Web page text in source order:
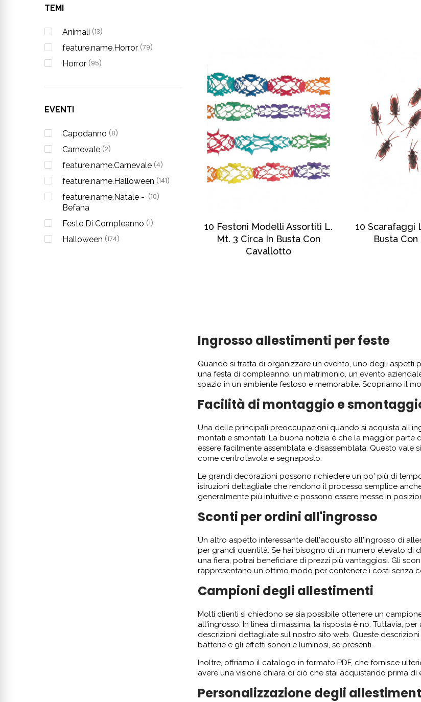
10 Festoni Modelli Assortiti L.
Mt. 3 Circa In Busta Con
Cavallotto
10 Scarafaggi
Busta
Ingrosso allestimenti per feste
Quando si tratta di organizzare un evento, uno degli aspetti
una festa di compleanno, un matrimonio, un evento
spazio in un ambiente festoso e memorabile. Scopriamo il
Facilità di montaggio e
Una delle principali preoccupazioni quando si acquista
montati e smontati. La buona notizia è che la maggior
essere facilmente assemblata e disassemblata. Questo
come centrotavola e segnaposto.
Le grandi decorazioni possono richiedere un po' più di
istruzioni dettagliate che rendono il processo semplice
generalmente più intuitive e possono essere messe in
Sconti per ordini all'ingrosso
Un altro aspetto interessante dell'acquisto all'ingrosso di
per grandi quantità. Se hai bisogno di un numero elevato
una fiera, potrai beneficiare di prezzi più vantaggiosi. Gli
rappresentano un ottimo modo per contenere i costi senza
Campioni degli allestimenti
Molti clienti si chiedono se sia possibile ottenere un
all'ingrosso. In linea di massima, la risposta è no. Tuttavia,
descrizioni dettagliate sul nostro sito web. Queste
batterie e gli effetti sonori e luminosi, se presenti.
Inoltre, offriamo il catalogo in formato PDF, che fornisce
avere una visione chiara di ciò che stai acquistando prima di
Personalizzazione degli
TEMI
Animali (13)
feature.name.Horror (79)
Horror (95)
EVENTI
Capodanno (8)
Carnevale (2)
feature.name.Carnevale (4)
feature.name.Halloween (141)
feature.name.Natale -
Befana
(10)
Feste Di Compleanno (1)
Halloween (174)